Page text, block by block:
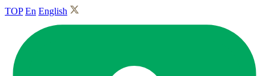
TOP En English